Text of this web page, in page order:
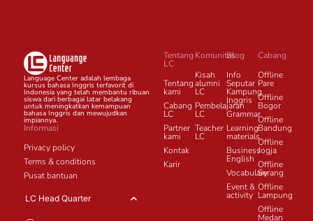
Language Center adalah lembaga
kursus bahasa Inggris terfavorit di
Indonesia yang telah membantu ribuan
siswa dari berbagai latar belakang
untuk meningkatkan kemampuan
bahasa Inggris dan mewujudkan
impiannya.
Informasi
Privacy policy
Terms & conditions
Pusat bantuan
LC Head Quarter
Tentang
LC
Tentang
kami
Cabang
LC
Partner
kami
Kontak
Karir
Komunitas
Kisah
alumni
LC
Pembelajaran
LC
Teacher
LC
Blog
Info
Seputar
Kampung
Inggris
Grammar
Learning
materials
Business
English
Vocabulary
Event &
activity
Cabang
Offline
Pare
Offline
Bogor
Offline
Bandung
Offline
Jogja
Offline
Serang
Offline
Lampung
Offline
Medan